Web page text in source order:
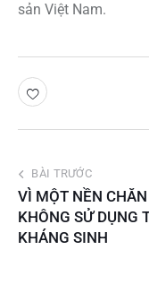
sản Việt Nam.
BÀI TRƯỚC
VÌ MỘT NỀN
KHÔNG SỬ DỤNG
KHÁNG SINH